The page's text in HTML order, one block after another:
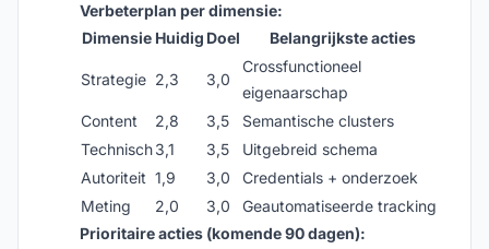
Verbeterplan per dimensie:
Dimensie Huidig Doel Belangrijkste acties
Strategie 2,3 3,0
Crossfunctioneel
eigenaarschap
Content
2,8 3,5
Semantische clusters
Technisch3,1 3,5
Uitgebreid schema
Autoriteit 1,9 3,0
Credentials + onderzoek
Meting
2,0 3,0
Geautomatiseerde tracking
Prioritaire acties (komende 90 dagen):